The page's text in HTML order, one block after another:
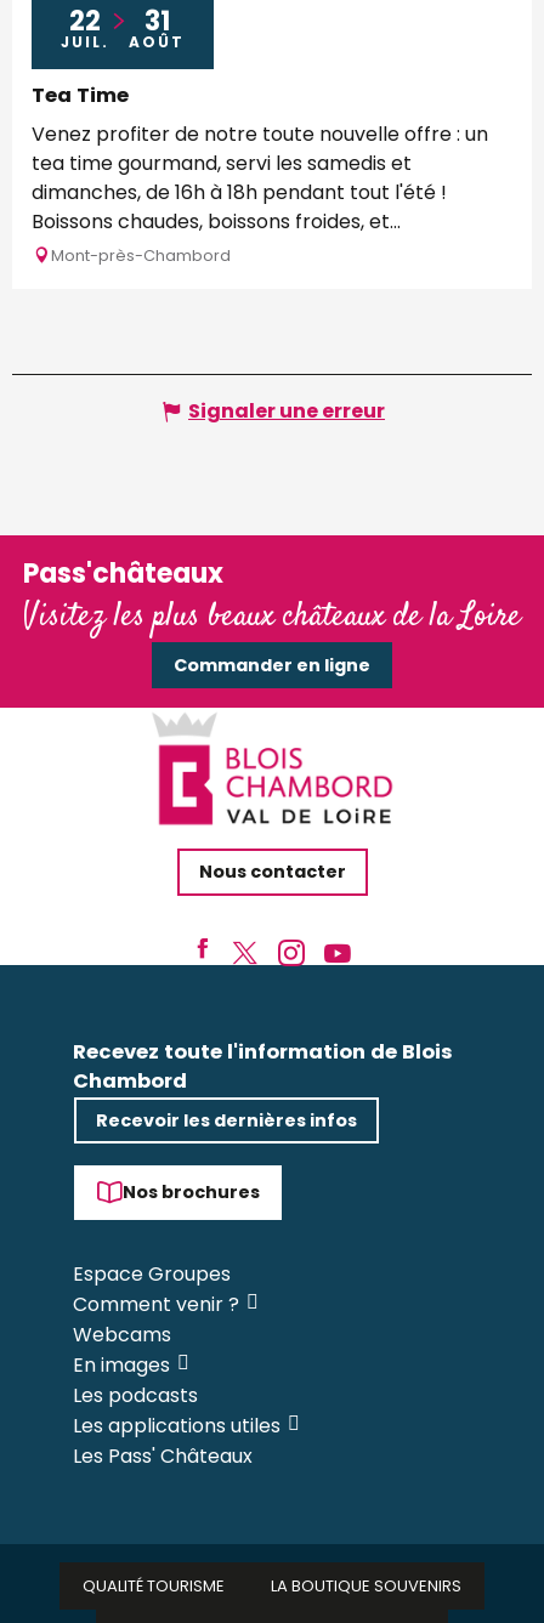
22
JUIL.
31
AOÛT
Tea Time
Venez profiter de notre toute nouvelle offre : un
tea time gourmand, servi les samedis et
dimanches, de 16h à 18h pendant tout l'été !
Boissons chaudes, boissons froides, et...
Mont-près-Chambord
Signaler une erreur
Pass'châteaux
Visitez les plus beaux châteaux de la Loire
Commander en ligne
Nous contacter
Recevez toute l'information de Blois
Chambord
Recevoir les dernières infos
Nos brochures
Espace Groupes
Comment venir ?
Webcams
En images
Les podcasts
Les applications utiles
Les Pass' Châteaux
QUALITÉ TOURISME LA BOUTIQUE SOUVENIRS